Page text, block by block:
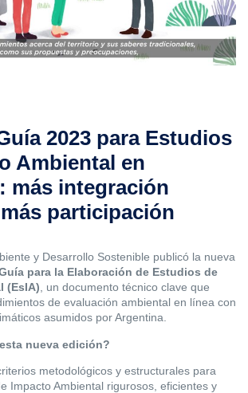
2023 para Estudios
Ambiental en
más integración
participación
y Desarrollo Sostenible publicó la nueva
para la Elaboración de Estudios de
(EsIA) , un documento técnico clave que
de evaluación ambiental en línea con
asumidos por Argentina.
nueva edición?
metodológicos y estructurales para
Impacto Ambiental rigurosos, eficientes y